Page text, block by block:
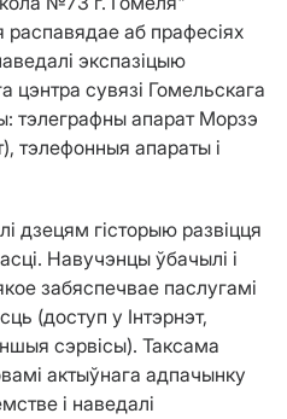
распавядае аб прафесіях
экспазіцыю
цэнтра сувязі Гомельскага
тэлеграфны апарат Морзэ
тэлефонныя апараты і
дзецям гісторыю развіцця
Навучэнцы ўбачылі і
забяспечвае паслугамі
(доступ у Інтэрнэт,
сэрвісы). Таксама
актыўнага адпачынку
і наведалі